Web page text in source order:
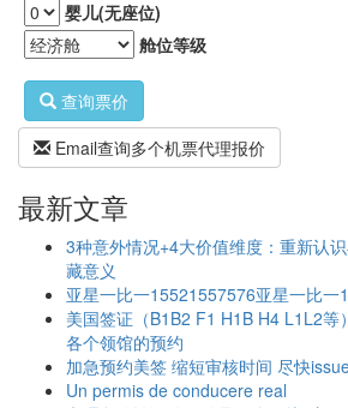
婴儿(无座位)
舱位等级
查询票价
Email查询多个机票代理报价
最新文章
3种意外情况+4大价值维度：重新认
藏意义
亚星一比一15521557576亚星一比一
美国签证（B1B2 F1 H1B H4 L1L2等
各个领馆的预约
加急预约美签 缩短审核时间 尽快
Un permis de conducere real